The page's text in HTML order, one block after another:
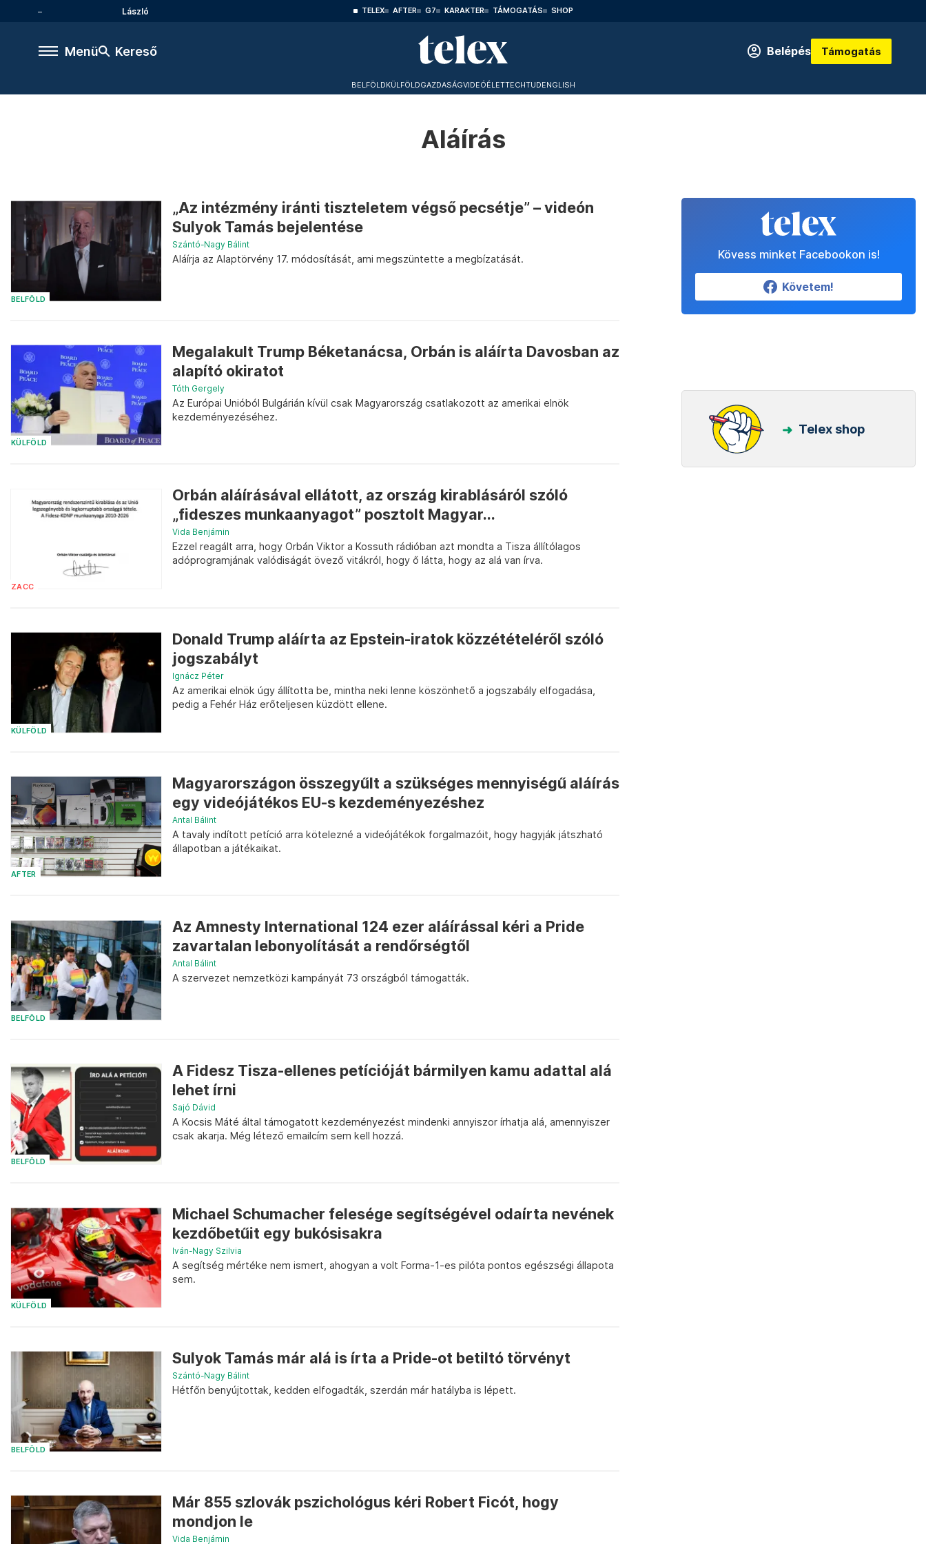
László TELEX AFTER G7 KARAKTER TÁMOGATÁS SHOP
Menü Kereső Belépés Támogatás
BELFÖLDKÜLFÖLDGAZDASÁGVIDEÓÉLETTECHTUDENGLISH
Aláírás
BELFÖLD
„Az intézmény iránti tiszteletem végső pecsétje” – videón
Sulyok Tamás bejelentése
Szántó-Nagy Bálint
Aláírja az Alaptörvény 17. módosítását, ami megszüntette a megbízatását.
KÜLFÖLD
Megalakult Trump Béketanácsa, Orbán is aláírta Davosban az
alapító okiratot
Tóth Gergely
Az Európai Unióból Bulgárián kívül csak Magyarország csatlakozott az amerikai elnök
kezdeményezéséhez.
ZACC
Orbán aláírásával ellátott, az ország kirablásáról szóló
„fideszes munkaanyagot” posztolt Magyar...
Vida Benjámin
Ezzel reagált arra, hogy Orbán Viktor a Kossuth rádióban azt mondta a Tisza állítólagos
adóprogramjának valódiságát övező vitákról, hogy ő látta, hogy az alá van írva.
KÜLFÖLD
Donald Trump aláírta az Epstein-iratok közzétételéről szóló
jogszabályt
Ignácz Péter
Az amerikai elnök úgy állította be, mintha neki lenne köszönhető a jogszabály elfogadása,
pedig a Fehér Ház erőteljesen küzdött ellene.
AFTER
Magyarországon összegyűlt a szükséges mennyiségű aláírás
egy videójátékos EU-s kezdeményezéshez
Antal Bálint
A tavaly indított petíció arra kötelezné a videójátékok forgalmazóit, hogy hagyják játszható
állapotban a játékaikat.
BELFÖLD
Az Amnesty International 124 ezer aláírással kéri a Pride
zavartalan lebonyolítását a rendőrségtől
Antal Bálint
A szervezet nemzetközi kampányát 73 országból támogatták.
BELFÖLD
A Fidesz Tisza-ellenes petícióját bármilyen kamu adattal alá
lehet írni
Sajó Dávid
A Kocsis Máté által támogatott kezdeményezést mindenki annyiszor írhatja alá, amennyiszer
csak akarja. Még létező emailcím sem kell hozzá.
KÜLFÖLD
Michael Schumacher felesége segítségével odaírta nevének
kezdőbetűit egy bukósisakra
Iván-Nagy Szilvia
A segítség mértéke nem ismert, ahogyan a volt Forma-1-es pilóta pontos egészségi állapota
sem.
BELFÖLD
Sulyok Tamás már alá is írta a Pride-ot betiltó törvényt
Szántó-Nagy Bálint
Hétfőn benyújtottak, kedden elfogadták, szerdán már hatályba is lépett.
Már 855 szlovák pszichológus kéri Robert Ficót, hogy
mondjon le
Vida Benjámin
Kövess minket Facebookon is!
Követem!
Telex shop